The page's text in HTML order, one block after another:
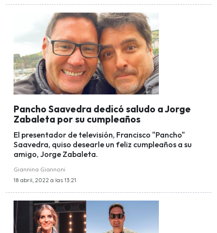
Pancho Saavedra dedicó saludo a Jorge
Zabaleta por su cumpleaños
El presentador de televisión, Francisco "Pancho"
Saavedra, quiso desearle un feliz cumpleaños a su
amigo, Jorge Zabaleta.
Giannina Giannoni
18 abril, 2022 a las 13:21